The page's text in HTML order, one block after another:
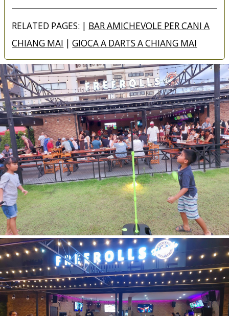
RELATED PAGES: | BAR AMICHEVOLE PER CANI A
CHIANG MAI |GIOCA A DARTS A CHIANG MAI